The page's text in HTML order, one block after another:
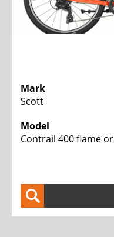
Mark
Scott
Model
Contrail 400 flame